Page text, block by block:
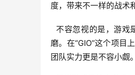
度，带来不一样的战术
不容忽视的是，游戏
磨。在“GIO”这个项目
团队实力更是不容小觑。